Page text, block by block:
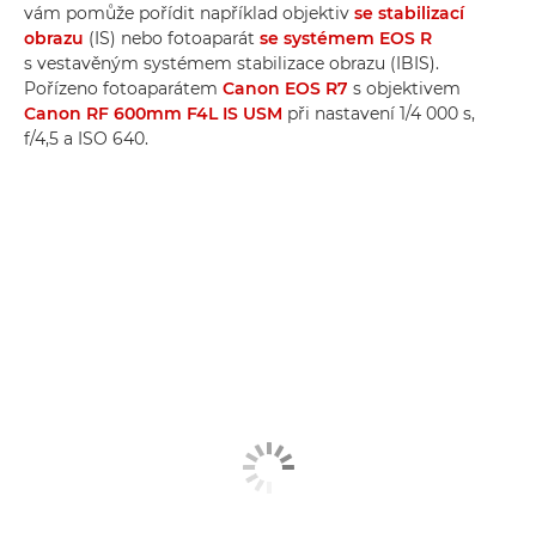
vám pomůže pořídit například objektiv se stabilizací
obrazu (IS) nebo fotoaparát se systémem EOS R
s vestavěným systémem stabilizace obrazu (IBIS).
Pořízeno fotoaparátem Canon EOS R7 s objektivem
Canon RF 600mm F4L IS USM při nastavení 1/4 000 s,
f/4,5 a ISO 640.